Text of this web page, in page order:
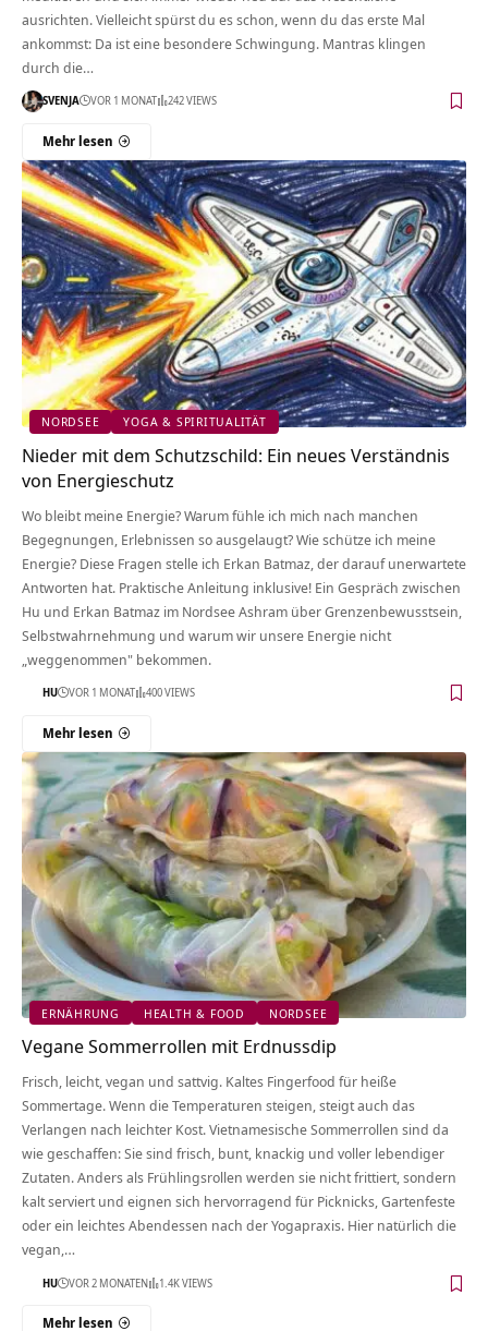
ausrichten. Vielleicht spürst du es schon, wenn du das erste Mal
ankommst: Da ist eine besondere Schwingung. Mantras klingen
durch die…
SVENJA VOR 1 MONAT 242 VIEWS
Mehr lesen
NORDSEE YOGA & SPIRITUALITÄT
Nieder mit dem Schutzschild: Ein neues Verständnis
von Energieschutz
Wo bleibt meine Energie? Warum fühle ich mich nach manchen
Begegnungen, Erlebnissen so ausgelaugt? Wie schütze ich meine
Energie? Diese Fragen stelle ich Erkan Batmaz, der darauf unerwartete
Antworten hat. Praktische Anleitung inklusive! Ein Gespräch zwischen
Hu und Erkan Batmaz im Nordsee Ashram über Grenzenbewusstsein,
Selbstwahrnehmung und warum wir unsere Energie nicht
„weggenommen" bekommen.
HU VOR 1 MONAT 400 VIEWS
Mehr lesen
ERNÄHRUNG HEALTH & FOOD NORDSEE
Vegane Sommerrollen mit Erdnussdip
Frisch, leicht, vegan und sattvig. Kaltes Fingerfood für heiße
Sommertage. Wenn die Temperaturen steigen, steigt auch das
Verlangen nach leichter Kost. Vietnamesische Sommerrollen sind da
wie geschaffen: Sie sind frisch, bunt, knackig und voller lebendiger
Zutaten. Anders als Frühlingsrollen werden sie nicht frittiert, sondern
kalt serviert und eignen sich hervorragend für Picknicks, Gartenfeste
oder ein leichtes Abendessen nach der Yogapraxis. Hier natürlich die
vegan,…
HU VOR 2 MONATEN 1.4K VIEWS
Mehr lesen